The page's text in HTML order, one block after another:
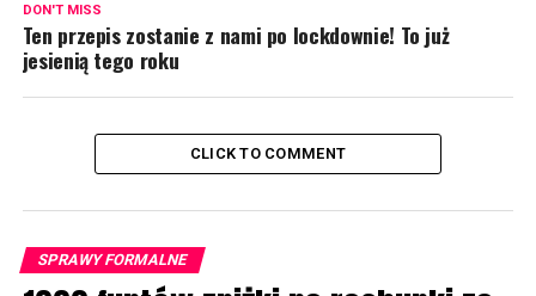
DON'T MISS
Ten przepis zostanie z nami po lockdownie! To już
jesienią tego roku
CLICK TO COMMENT
SPRAWY FORMALNE